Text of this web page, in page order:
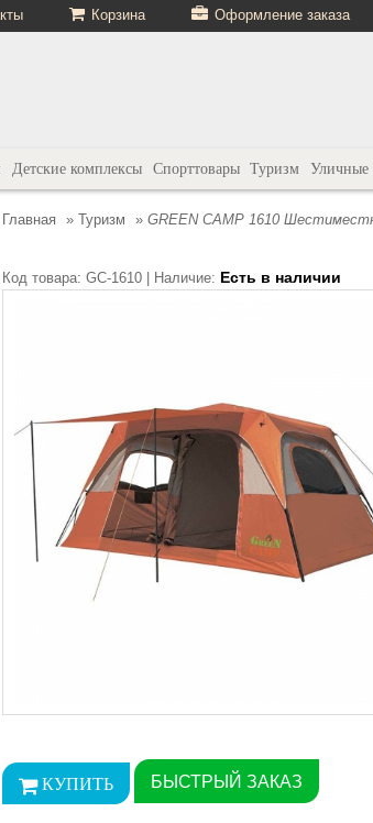
Корзина Оформление заказа
Детские комплексы Спорттовары Туризм Уличные
Главная » Туризм » GREEN CAMP 1610
Код товара: GC-1610 | Наличие: Есть в наличии
БЫСТРЫЙ ЗАКАЗ